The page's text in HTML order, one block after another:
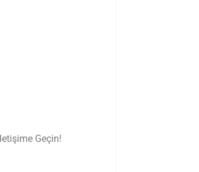
Geçin!